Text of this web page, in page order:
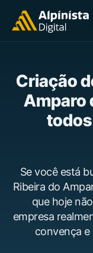
Criação
Amparo
todos
Se você está
Ribeira do
que hoje
empresa
convença